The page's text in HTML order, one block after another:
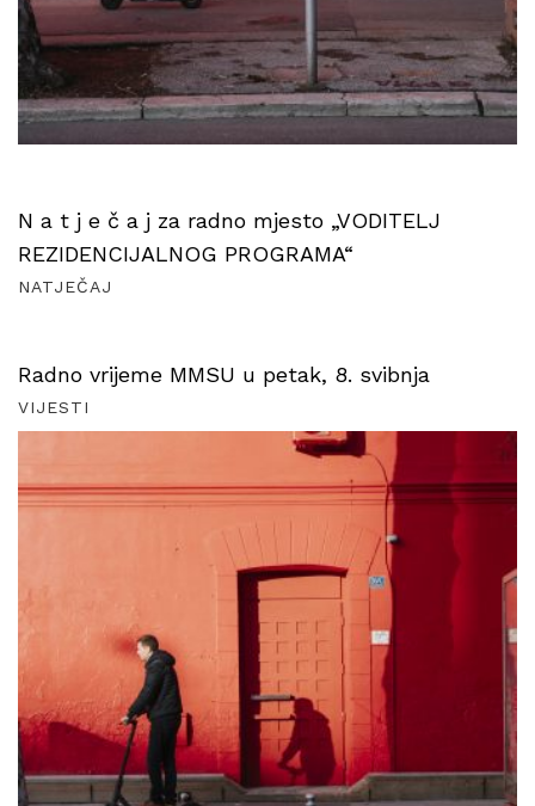
N a t j e č a j za radno mjesto „VODITELJ
REZIDENCIJALNOG PROGRAMA“
NATJEČAJ
Radno vrijeme MMSU u petak, 8. svibnja
VIJESTI